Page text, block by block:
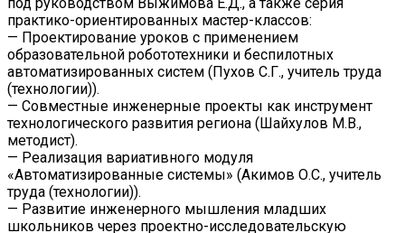
практико-ориентированных мастер-классов:
— Проектирование уроков с применением
образовательной робототехники и беспилотных
автоматизированных систем (Пухов С.Г., учитель труда
(технологии)).
— Совместные инженерные проекты как инструмент
технологического развития региона (Шайхулов М.В.,
методист).
— Реализация вариативного модуля
«Автоматизированные системы» (Акимов О.С., учитель
труда (технологии)).
— Развитие инженерного мышления младших
школьников через проектно-исследовательскую